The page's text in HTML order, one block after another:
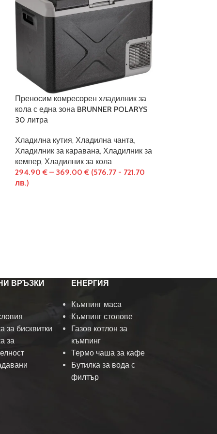
Преносим комресорен хладилник за
кола с една зона BRUNNER POLARYS
30 литра
Хладилна кутия, Хладилна чанта,
Хладилник за каравана, Хладилник за
кемпер, Хладилник за кола
294.90€ – 369.00€ (576.77 - 721.70
лв.)
ВРЪЗКИ
за бисквитки
за
ЕНЕРГИЯ
Къмпинг маса
Къмпинг столове
Газов котлон за
къмпинг
Термо чаша за кафе
Бутилка за вода с
филтър